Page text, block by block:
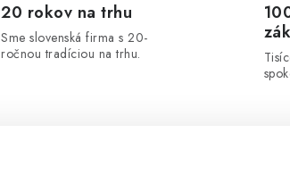
20 rokov na trhu
Sme slovenská firma s 20-
ročnou tradíciou na trhu.